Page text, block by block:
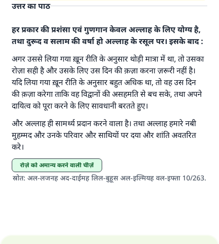
उत्तर का पाठ
हर प्रकार की प्रशंसा एवं गुणगान केवल अल्लाह के लिए योग्य है,
तथा दुरूद व सलाम की वर्षा हो अल्लाह के रसूल पर। इसके बाद :
अगर उससे लिया गया ख़ून रीति के अनुसार थोड़ी मात्रा में था, तो उसका
रोज़ा सही है और उसके लिए उस दिन की क़ज़ा करना ज़रूरी नहीं है।
यदि लिया गया ख़ून रीति के अनुसार बहुत अधिक था, तो वह उस दिन
की क़ज़ा करेगा ताकि वह विद्वानों की असहमति से बच सके, तथा अपने
दायित्व को पूरा करने के लिए सावधानी बरतते हुए।
और अल्लाह ही सामर्थ्य प्रदान करने वाला है। तथा अल्लाह हमारे नबी
मुहम्मद और उनके परिवार और साथियों पर दया और शांति अवतरित
करे।
रोज़े को अमान्य करने वाली चीज़ें
स्रोत: अल-लजनह अद-दाईमह लिल-बुहूस अल-इल्मियह वल-इफ्ता 10/263.
उत्तर संख्या 110845 ने एक शादी बचाई।.
अल्लाह के रसूल सल्लल्लाहु अलैहि व सल्लम ने फरमाया :
(मुस्लिम : 1893).